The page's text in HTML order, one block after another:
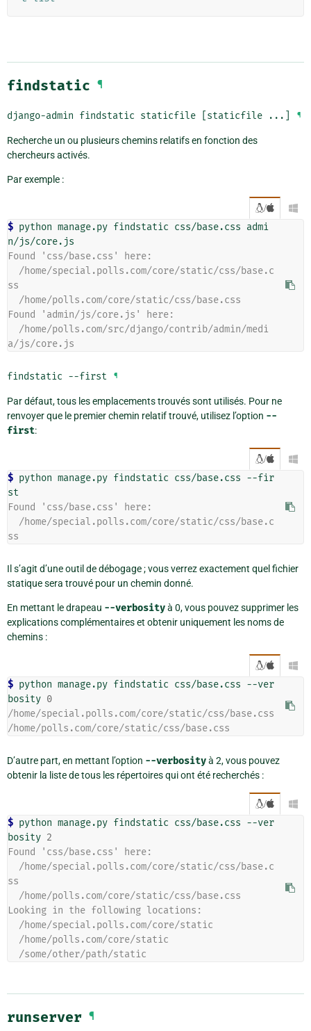
findstatic ¶
django-admin findstatic staticfile [staticfile ...] ¶
Recherche un ou plusieurs chemins relatifs en fonction des
chercheurs activés.
Par exemple :
/ 
$ python manage.py findstatic css/base.css admi
Found 'css/base.css' here:
ss
  /home/polls.com/core/static/css/base.css
Found 'admin/js/core.js' here:
a/js/core.js
findstatic --first ¶
Par défaut, tous les emplacements trouvés sont utilisés. Pour ne
renvoyer que le premier chemin relatif trouvé, utilisez l’option --
first:
/ 
$ python manage.py findstatic css/base.css --fir
Found 'css/base.css' here:
ss
Il s’agit d’une outil de débogage ; vous verrez exactement quel fichier
statique sera trouvé pour un chemin donné.
En mettant le drapeau --verbosityà 0, vous pouvez supprimer les
explications complémentaires et obtenir uniquement les noms de
chemins :
/ 
$ python manage.py findstatic css/base.css --ver
bosity 0
/home/special.polls.com/core/static/css/base.css
/home/polls.com/core/static/css/base.css
D’autre part, en mettant l’option --verbosityà 2, vous pouvez
obtenir la liste de tous les répertoires qui ont été recherchés :
/ 
$ python manage.py findstatic css/base.css --ver
bosity 2
Found 'css/base.css' here:
ss
  /home/polls.com/core/static/css/base.css
Looking in the following locations:
  /home/special.polls.com/core/static
  /home/polls.com/core/static
  /some/other/path/static
runserver ¶